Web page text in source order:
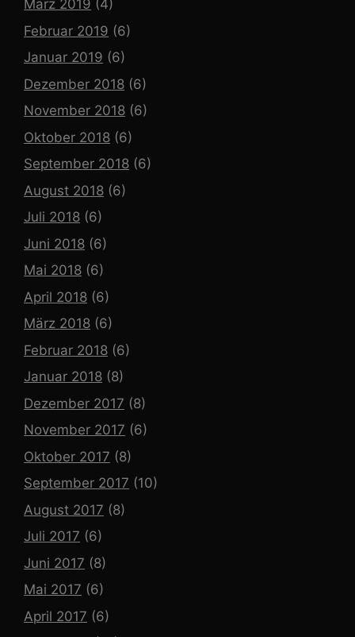
März 2019 (4)
Februar 2019 (6)
Januar 2019 (6)
Dezember 2018 (6)
November 2018 (6)
Oktober 2018 (6)
September 2018 (6)
August 2018 (6)
Juli 2018 (6)
Juni 2018 (6)
Mai 2018 (6)
April 2018 (6)
März 2018 (6)
Februar 2018 (6)
Januar 2018 (8)
Dezember 2017 (8)
November 2017 (6)
Oktober 2017 (8)
September 2017 (10)
August 2017 (8)
Juli 2017 (6)
Juni 2017 (8)
Mai 2017 (6)
April 2017 (6)